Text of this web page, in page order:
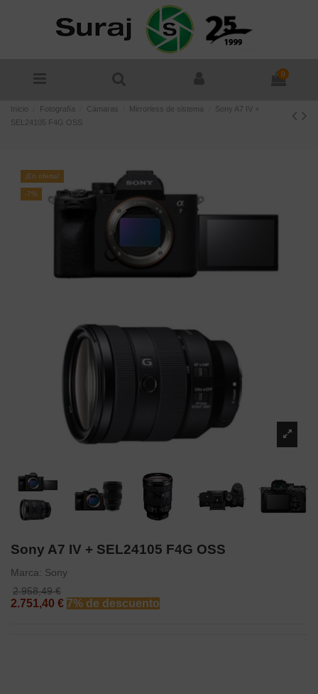
0
Inicio Fotografía Cámaras Mirrorless de sistema
Sony A7 IV +
SEL24105 F4G OSS
¡En oferta!
-7%
Sony A7 IV + SEL24105 F4G OSS
Marca: Sony
2.958,49 €
2.751,40 € 7% de descuento